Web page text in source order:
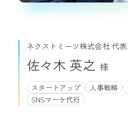
ネクストミーツ株式会社 代
佐々木 英之
スタートアップ 人事戦略
SNSマーケ代行